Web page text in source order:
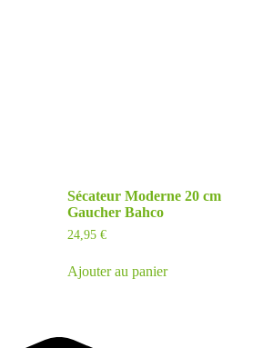
Sécateur Moderne 20 cm
Gaucher Bahco
24,95 €
Ajouter au panier